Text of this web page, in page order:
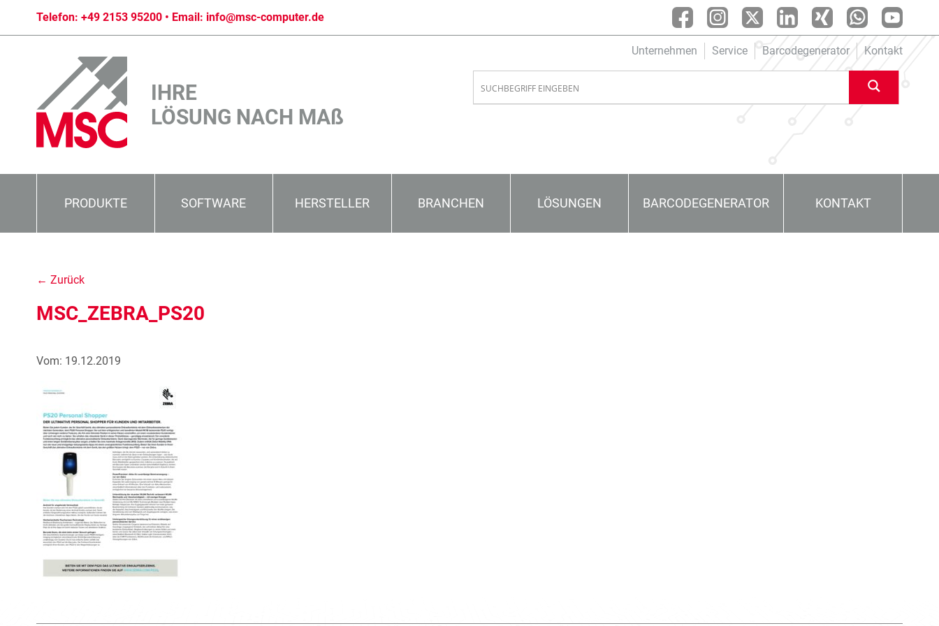
Telefon: +49 2153 95200 • Email: info@msc-computer.de
Unternehmen Service Barcodegenerator Kontakt
IHRE
LÖSUNG NACH MAß
PRODUKTE SOFTWARE HERSTELLER BRANCHEN LÖSUNGEN BARCODEGENERATOR KONTAKT
← Zurück
MSC_ZEBRA_PS20
Vom: 19.12.2019